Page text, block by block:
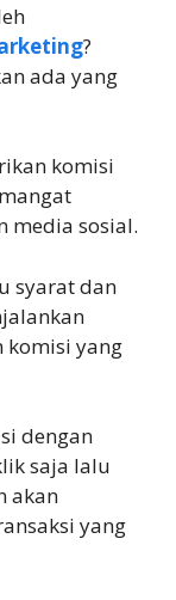
?
ada yang
komisi
media sosial.
syarat dan
yang
dengan
saja lalu
akan
yang